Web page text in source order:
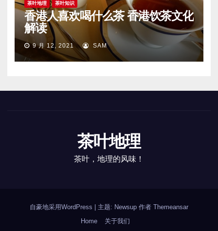
茶叶地理 茶叶知识
香港人喜欢喝什么茶 香港饮茶文化
解读
9 月 12, 2021 SAM
茶叶地理
茶叶，地理的风味！
自豪地采用WordPress 主题: Newsup 作者 Themeansar
Home
关于我们